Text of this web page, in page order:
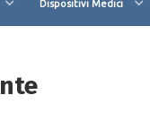
Dispositivi Medici